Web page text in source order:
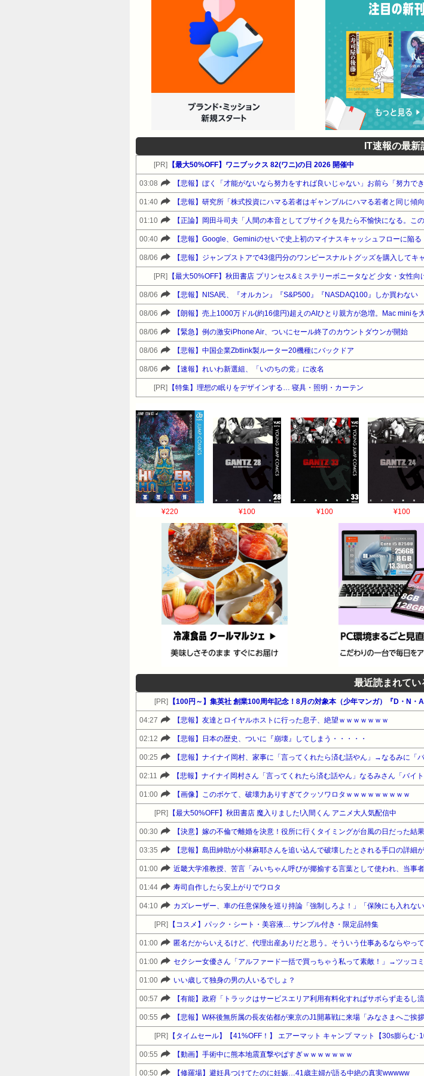
IT速報の最新
[PR] 【最大50%OFF】ワニブックス 82(ワニ)の日 2026 開催中
03:08 【悲報】ぼく「才能がないなら努力をすれば良いじゃない」お前ら「努力で
01:40 【悲報】研究所「株式投資にハマる若者はギャンブルにハマる若者と同じ傾向
01:10 【正論】岡田斗司夫「人間の本音としてブサイクを見たら不愉快になる。こ
00:40 【悲報】Google、Geminiのせいで史上初のマイナスキャッシュフローに陥る
08/06 【悲報】ジャンプストアで43億円分のワンピースナルトグッズを購入して
[PR] 【最大50%OFF】秋田書店 プリンセス&ミステリーボニータなど 少女・女性
08/06 【悲報】NISA民、『オルカン』『S&P500』『NASDAQ100』しか買わない
08/06 【朗報】売上1000万ドル(約16億円)超えのAIひとり親方が急増。Mac miniを
08/06 【緊急】例の激安iPhone Air、ついにセール終了のカウントダウンが開始
08/06 【悲報】中国企業Zbtlink製ルーター20機種にバックドア
08/06 【速報】れいわ新選組、「いのちの党」に改名
[PR] 【特集】理想の眠りをデザインする… 寝具・照明・カーテン
¥220 ¥100 ¥100 ¥100
最近読まれてい
[PR]
04:27 【悲報】友達とロイヤルホストに行った息子、絶望ｗｗｗｗｗｗｗ
02:12 【悲報】日本の歴史、ついに『崩壊』してしまう・・・・・
00:25
02:11
01:00 【画像】このボケて、破壊力ありすぎてクッソワロタｗｗｗｗｗｗｗｗｗ
[PR] 【最大50%OFF】秋田書店 魔入りました!入間くん アニメ大人気配信中
00:30 【決意】嫁の不倫で離婚を決意！役所に行くタイミングが台風の日だった結
03:35 【悲報】島田紳助が小林麻耶さんを追い込んで破壊したとされる手口の詳細が
01:00
01:44 寿司自作したら安上がりでワロタ
04:10 カズレーザー、車の任意保険を巡り持論「強制しろよ！」「保険にも入れな
[PR] 【コスメ】パック・シート・美容液… サンプル付き・限定品特集
01:00 匿名だからいえるけど、代理出産ありだと思う。そういう仕事あるならやっ
01:00 セクシー女優さん「アルファード一括で買っちゃう私って素敵！」→ツッコ
01:00 いい歳して独身の男の人いるでしょ？
00:57 【有能】政府「トラックはサービスエリア利用有料化すればサボらず走るし
00:55 【悲報】W杯後無所属の長友佑都が東京のJ1開幕戦に来場「みなさまへご挨
[PR]
00:55 【動画】手術中に熊本地震直撃やばすぎｗｗｗｗｗｗｗ
00:50 【修羅場】避妊具つけてたのに妊娠…41歳主婦が語る中絶の真実wwwww